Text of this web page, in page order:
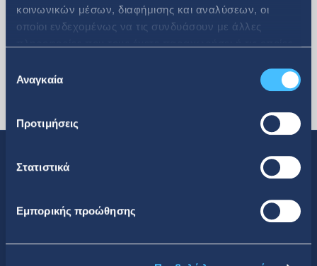
κοινωνικών μέσων, διαφήμισης και αναλύσεων, οι
οποίοι ενδεχομένως να τις συνδυάσουν με άλλες
των υπηρεσιών τους.
συγκατάθεσης
Αναγκαία
Προτιμήσεις
Στατιστικά
Εμπορικής προώθησηςΚοινωνική Δικτύωση